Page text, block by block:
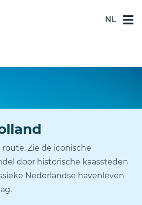
NL
FR
Zie de iconische
door historische kaassteden
Nederlandse havenleven